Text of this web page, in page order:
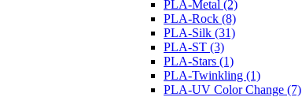
PLA-Metal (2)
PLA-Rock (8)
PLA-Silk (31)
PLA-ST (3)
PLA-Stars (1)
PLA-Twinkling (1)
PLA-UV Color Change (7)